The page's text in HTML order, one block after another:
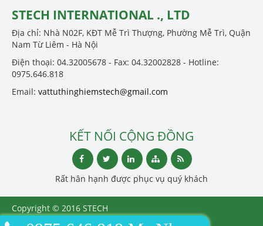
STECH INTERNATIONAL ., LTD
Địa chỉ: Nhà N02F, KĐT Mễ Trì Thượng, Phường Mễ Trì, Quận
Nam Từ Liêm - Hà Nội
Điện thoại: 04.32005678 - Fax: 04.32002828 - Hotline:
0975.646.818
Email: vattuthinghiemstech@gmail.com
KẾT NỐI CỘNG ĐỒNG
Rất hân hạnh được phục vụ quý khách
Copyright © 2016 STECH